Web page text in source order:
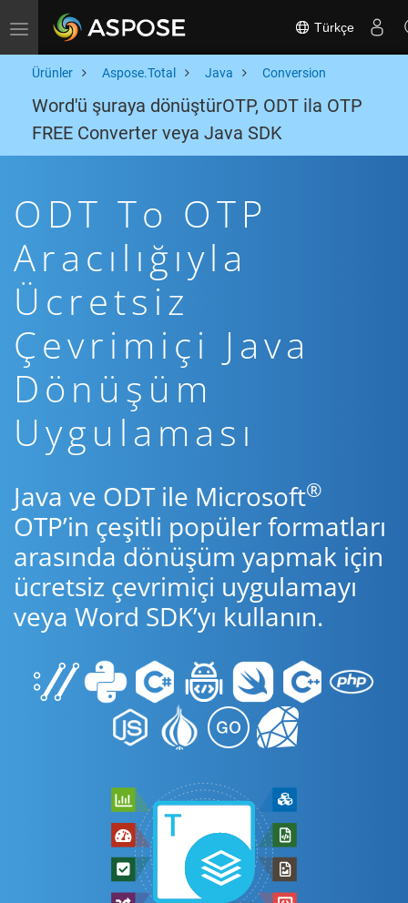
Toggle navigation Türkçe
Ürünler Aspose.Total Java Conversion
Word'ü şuraya dönüştürOTP, ODT ila OTP
FREE Converter veya Java SDK
ODT To OTP
Aracılığıyla
Ücretsiz
Çevrimiçi Java
Dönüşüm
Uygulaması
Java ve ODT ile Microsoft®
OTP’in çeşitli popüler formatları
arasında dönüşüm yapmak için
ücretsiz çevrimiçi uygulamayı
veya Word SDK’yı kullanın.